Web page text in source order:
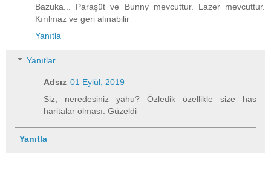
Bazuka... Paraşüt ve Bunny mevcuttur. Lazer mevcuttur.
Kırılmaz ve geri alınabilir
Yanıtla
Yanıtlar
Adsız 01 Eylül, 2019
Siz, neredesiniz yahu? Özledik özellikle size has
haritalar olması. Güzeldi
Yanıtla